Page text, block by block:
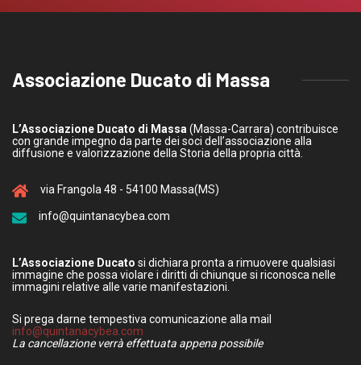
Associazione Ducato di Massa
L’Associazione Ducato di Massa (Massa-Carrara) contribuisce
con grande impegno da parte dei soci dell’associazione alla
diffusione e valorizzazione della Storia della propria città.
via Frangola 48 - 54100 Massa(MS)
info@quintanacybea.com
L’Associazione Ducato si dichiara pronta a rimuovere qualsiasi
immagine che possa violare i diritti di chiunque si riconosca nelle
immagini relative alle varie manifestazioni.
Si prega darne tempestiva comunicazione alla mail
info@quintanacybea.com
La cancellazione verrà effettuata appena possibile